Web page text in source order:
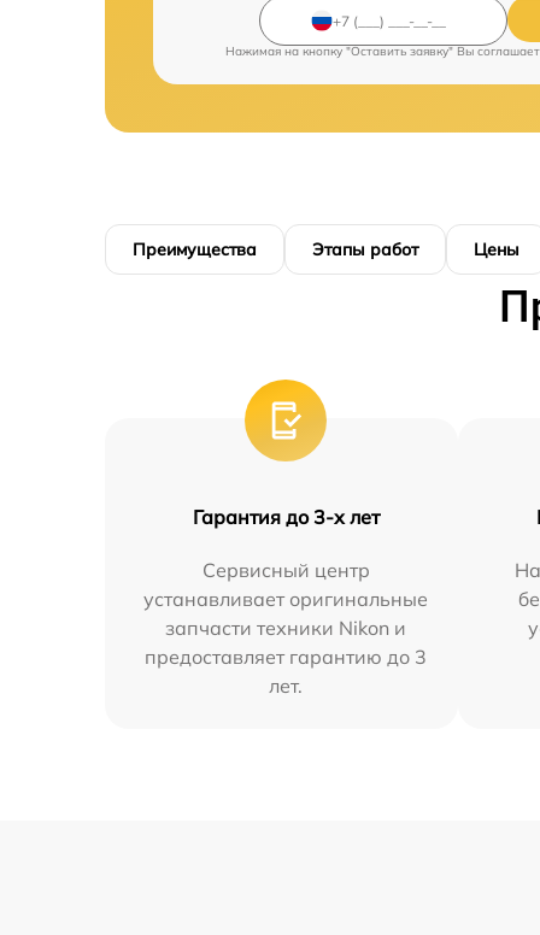
Нажимая на кнопку "Оставить заявку" Вы
Преимущества Этапы работ Цены
Гарантия до 3-х лет
Сервисный центр
устанавливает оригинальные
запчасти техники Nikon и
предоставляет гарантию до 3
лет.